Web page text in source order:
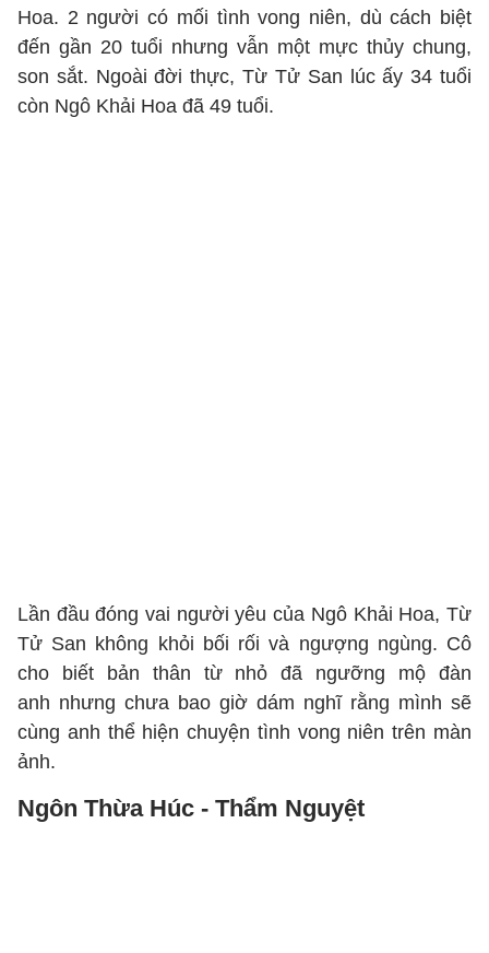
Hoa. 2 người có mối tình vong niên, dù cách biệt
đến gần 20 tuổi nhưng vẫn một mực thủy chung,
son sắt. Ngoài đời thực, Từ Tử San lúc ấy 34 tuổi
còn Ngô Khải Hoa đã 49 tuổi.
Lần đầu đóng vai người yêu của Ngô Khải Hoa, Từ
Tử San không khỏi bối rối và ngượng ngùng. Cô
cho biết bản thân từ nhỏ đã ngưỡng mộ đàn
anh nhưng chưa bao giờ dám nghĩ rằng mình sẽ
cùng anh thể hiện chuyện tình vong niên trên màn
ảnh.
Ngôn Thừa Húc - Thẩm Nguyệt